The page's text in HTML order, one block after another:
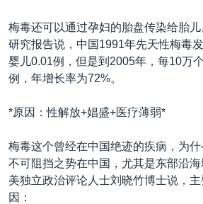
GEN Z 看美国
梅毒还可以通过孕妇的胎盘传染给胎
研究报告说，中国1991年先天性梅毒
婴儿0.01例，但是到2005年，每10万
例，年增长率为72%。
*原因：性解放+娼盛+医疗薄弱*
梅毒这个曾经在中国绝迹的疾病，为
不可阻挡之势在中国，尤其是东部沿
美独立政治评论人士刘晓竹博士说，
因：